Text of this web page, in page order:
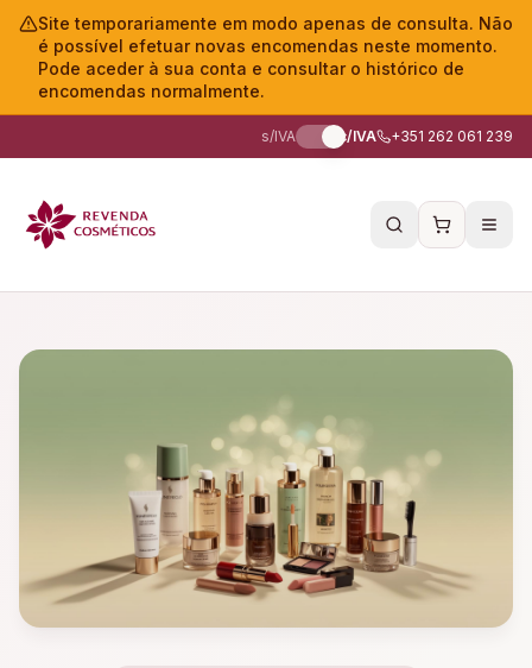
Site temporariamente em modo apenas de consulta. Não
é possível efetuar novas encomendas neste momento.
Pode aceder à sua conta e consultar o histórico de
encomendas normalmente.
s/IVA c/IVA +351 262 061 239